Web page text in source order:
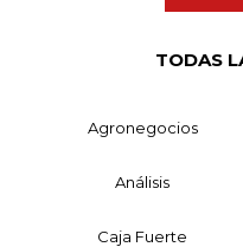
TODAS
Agronegocios
Análisis
Caja Fuerte